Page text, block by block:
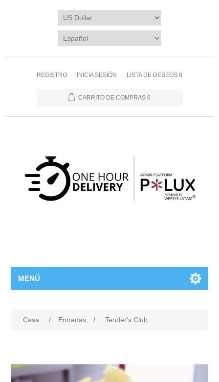
REGISTRO INICIA SESIÓN LISTA DE DESEOS 0
CARRITO DE COMPRAS 0
MENÚ
Casa / Entradas / Tender's Club